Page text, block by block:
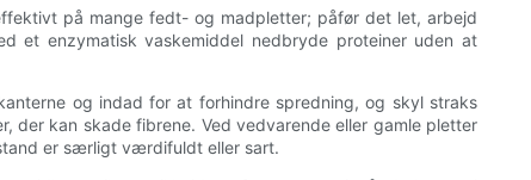
på mange fedt- og madpletter; påfør det let, arbejd
et enzymatisk vaskemiddel nedbryde proteiner uden at
og indad for at forhindre spredning, og skyl straks
kan skade fibrene. Ved vedvarende eller gamle pletter
er særligt værdifuldt eller sart.